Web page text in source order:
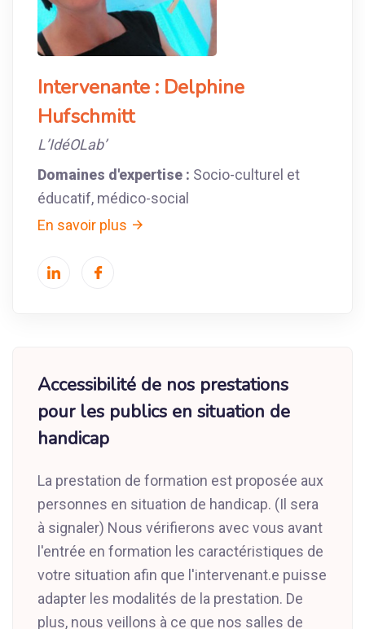
Intervenante : Delphine
Hufschmitt
L’IdéOLab’
Domaines d'expertise : Socio-culturel et
éducatif, médico-social
En savoir plus
Accessibilité de nos prestations
pour les publics en situation de
handicap
La prestation de formation est proposée aux
personnes en situation de handicap. (Il sera
à signaler) Nous vérifierons avec vous avant
l'entrée en formation les caractéristiques de
votre situation afin que l'intervenant.e puisse
adapter les modalités de la prestation. De
plus, nous veillons à ce que nos salles de